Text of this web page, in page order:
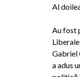
Al
Au fost
Gabriel
a adus